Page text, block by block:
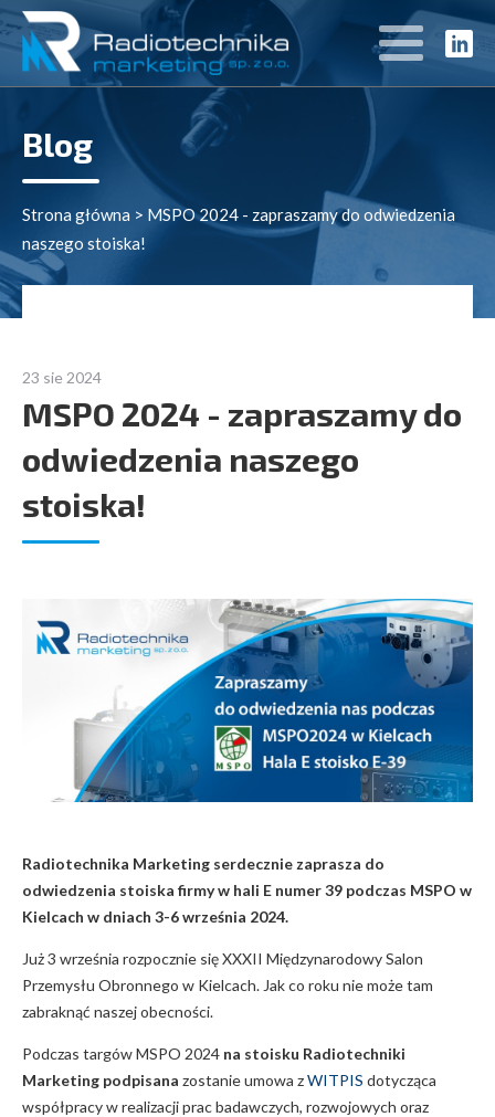
Blog
Strona główna > MSPO 2024 - zapraszamy do odwiedzenia
naszego stoiska!
23 sie 2024
MSPO 2024 - zapraszamy do
odwiedzenia naszego
stoiska!
Radiotechnika Marketing serdecznie zaprasza do
odwiedzenia stoiska firmy w hali E numer 39 podczas MSPO w
Kielcach w dniach 3-6 września 2024.
Już 3 września rozpocznie się XXXII Międzynarodowy Salon
Przemysłu Obronnego w Kielcach. Jak co roku nie może tam
zabraknąć naszej obecności.
Podczas targów MSPO 2024 na stoisku Radiotechniki
Marketing podpisana zostanie umowa zWITPIS dotycząca
współpracy w realizacji prac badawczych, rozwojowych oraz